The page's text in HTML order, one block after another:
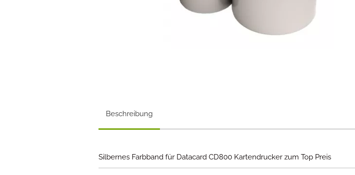
Beschreibung
Silbernes Farbband für Datacard CD800 Kartendrucker zum Top Preis